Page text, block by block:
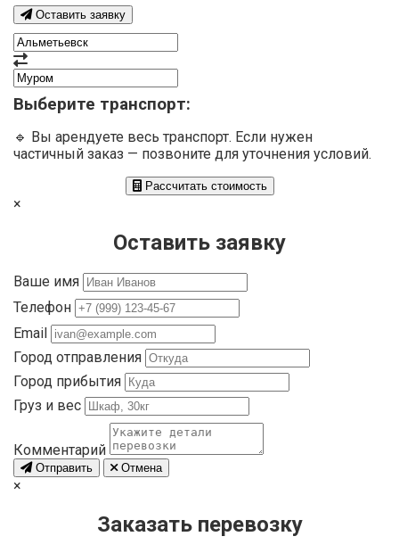
Оставить заявку
Выберите транспорт:
🔹 Вы арендуете весь транспорт. Если нужен
частичный заказ — позвоните для уточнения условий.
Рассчитать стоимость
×
Оставить заявку
Ваше имя
Телефон
Email
Город отправления
Город прибытия
Груз и вес
Комментарий
Отправить Отмена
×
Заказать перевозку